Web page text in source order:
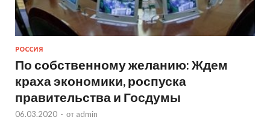
РОССИЯ
По собственному желанию: Ждем
краха экономики, роспуска
правительства и Госдумы
06.03.2020 - от admin